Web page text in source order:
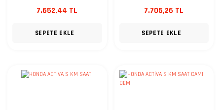
7.652,44 TL
SEPETE EKLE
7.705,26 TL
SEPETE EKLE